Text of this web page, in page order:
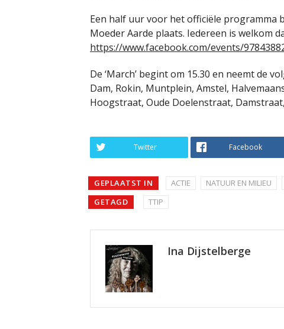
Een half uur voor het officiële programma
Moeder Aarde plaats. Iedereen is welkom
https://www.facebook.com/events/
De ‘March’ begint om 15.30 en neemt de
Dam, Rokin, Muntplein, Amstel,
Hoogstraat, Oude Doelenstraat,
Twitter Facebook
GEPLAATST IN ACTIE NATUUR EN MILIEU
GETAGD
TTIP
Ina Dijstelberge